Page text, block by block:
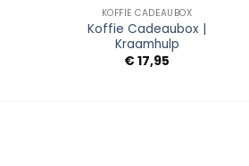
KOFFIE CADEAUBOX
Koffie Cadeaubox |
Kraamhulp
€17,95